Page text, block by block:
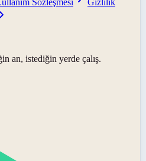
an, istediğin yerde çalış.